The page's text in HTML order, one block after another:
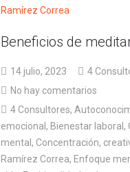
Beneficios de
14 julio, 2023 4
No hay comentarios
4 Consultores,
emocional , Bienestar laboral ,
mental , Concentración,
Ramírez Correa, Enfoque